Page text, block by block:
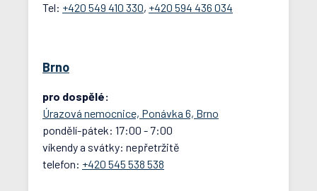
Tel: +420 549 410 330, +420 594 436 034
Brno
pro dospělé:
Úrazová nemocnice, Ponávka 6, Brno
pondělí-pátek: 17:00 - 7:00
víkendy a svátky: nepřetržitě
telefon: +420 545 538 538